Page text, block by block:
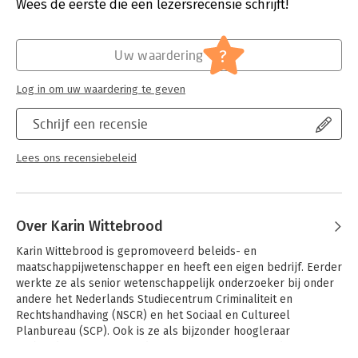
– Eppo Bruins,
innovatie (AWTI)
Mens en maatschappij
Bestuurskunde
Wees de eerste die een lezersrecensie schrijft!
Schrijf een recensie
Lees ons recensiebeleid
Uw waardering ?
Log in om uw waardering te geven
Over Karin Wittebrood
Karin Wittebrood is gepromoveerd beleids- en
maatschappijwetenschapper en heeft een eigen bedrijf. Eerder
werkte ze als senior wetenschappelijk onderzoeker bij onder
andere het Nederlands Studiecentrum Criminaliteit en
Rechtshandhaving (NSCR) en het Sociaal en Cultureel
Planbureau (SCP). Ook is ze als bijzonder hoogleraar